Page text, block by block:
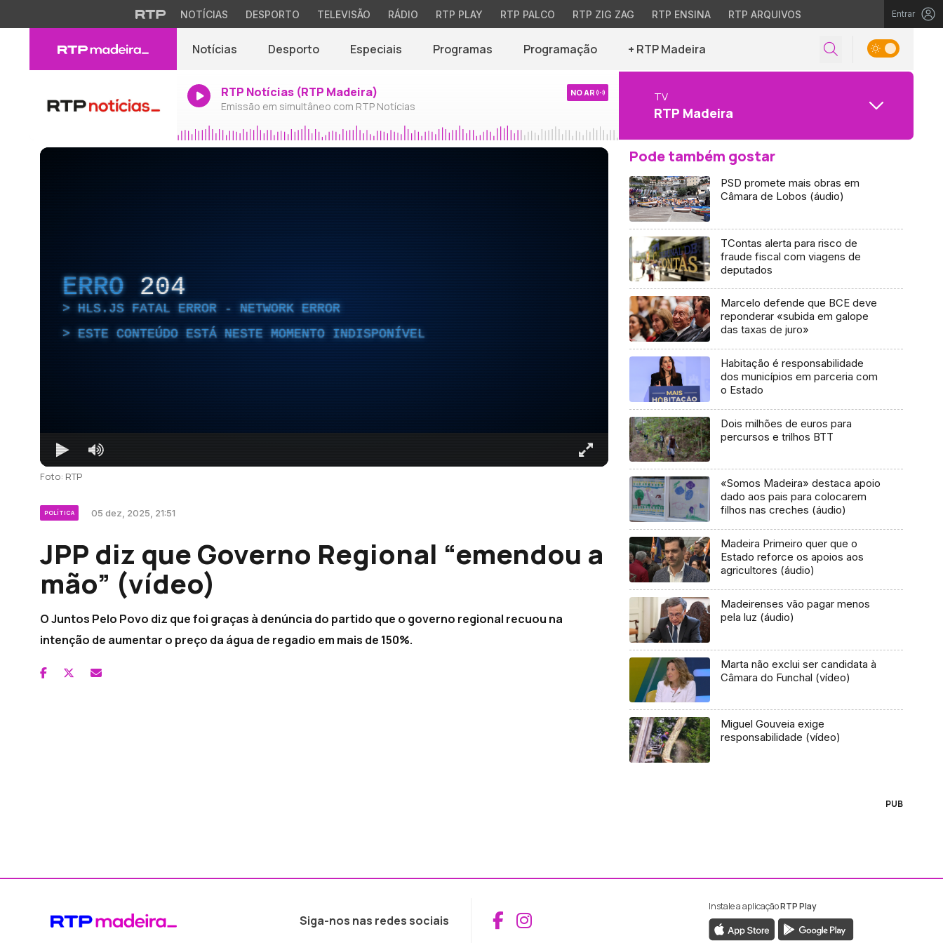
NOTÍCIAS DESPORTO TELEVISÃO RÁDIO RTP PLAY RTP PALCO RTP ZIG ZAG RTP ENSINA RTP ARQUIVOS Entrar
Notícias Desporto Especiais Programas Programação + RTP Madeira
RTP Notícias (RTP Madeira)
Emissão em simultâneo com RTP Notícias
NO AR TV
RTP Madeira
ERRO 204
HLS.JS FATAL ERROR - NETWORK ERROR
ESTE CONTEÚDO ESTÁ NESTE MOMENTO INDISPONÍVEL
Foto: RTP
POLÍTICA 05 dez, 2025, 21:51
JPP diz que Governo Regional “emendou a
mão” (vídeo)
O Juntos Pelo Povo diz que foi graças à denúncia do partido que o governo regional recuou na
intenção de aumentar o preço da água de regadio em mais de 150%.
Pode também gostar
PSD promete mais obras em
Câmara de Lobos (áudio)
TContas alerta para risco de
fraude fiscal com viagens de
deputados
Marcelo defende que BCE deve
reponderar «subida em galope
das taxas de juro»
Habitação é responsabilidade
dos municípios em parceria com
o Estado
Dois milhões de euros para
percursos e trilhos BTT
«Somos Madeira» destaca apoio
dado aos pais para colocarem
filhos nas creches (áudio)
Madeira Primeiro quer que o
Estado reforce os apoios aos
agricultores (áudio)
Madeirenses vão pagar menos
pela luz (áudio)
Marta não exclui ser candidata à
Câmara do Funchal (vídeo)
Miguel Gouveia exige
responsabilidade (vídeo)
PUB
Siga-nos nas redes sociais Aceder ao Facebook da RTP Madeira
Aceder ao Instagram da RTP Madeira
Instale a aplicaçãoRTP Play